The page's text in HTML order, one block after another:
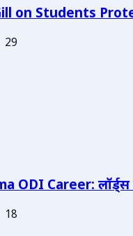
on Students
29
ODI Career: लॉर्ड्स
18